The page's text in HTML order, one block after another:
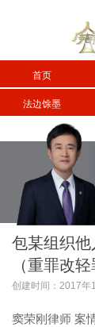
首页
法边馀墨
包某组织
（重罪改
创建时间： 2017年
窦荣刚律师 案